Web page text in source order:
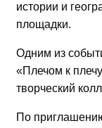
истории и
площадки.
Одним из
«Плечом к
творческий
По